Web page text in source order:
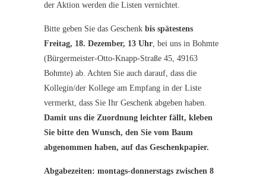
der Aktion werden die Listen vernichtet.
Bitte geben Sie das Geschenk bis spätestens
Freitag, 18. Dezember, 13 Uhr, bei uns in Bohmte
(Bürgermeister-Otto-Knapp-Straße 45, 49163
Bohmte) ab. Achten Sie auch darauf, dass die
Kollegin/der Kollege am Empfang in der Liste
vermerkt, dass Sie Ihr Geschenk abgeben haben.
Damit uns die Zuordnung leichter fällt, kleben
Sie bitte den Wunsch, den Sie vom Baum
abgenommen haben, auf das Geschenkpapier.
Abgabezeiten: montags-donnerstags zwischen 8